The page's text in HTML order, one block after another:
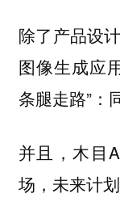
除了产品设
图像生成应
条腿走路”：
并且，木目
场，未来计